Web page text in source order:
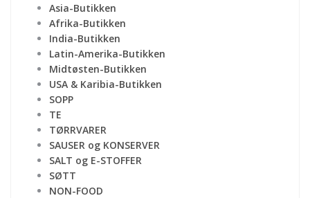
Asia-Butikken
Afrika-Butikken
India-Butikken
Latin-Amerika-Butikken
Midtøsten-Butikken
USA & Karibia-Butikken
SOPP
TE
TØRRVARER
SAUSER og KONSERVER
SALT og E-STOFFER
SØTT
NON-FOOD